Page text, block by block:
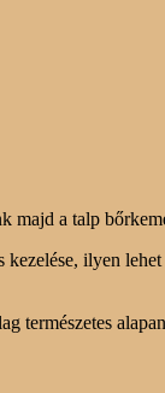
majd a talp
ilyen
természetes